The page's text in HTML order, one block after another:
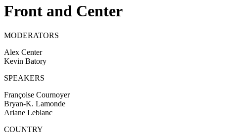
Front and Center
MODERATORS
Alex Center
Kevin Batory
SPEAKERS
Françoise Cournoyer
Bryan-K. Lamonde
Ariane Leblanc
COUNTRY